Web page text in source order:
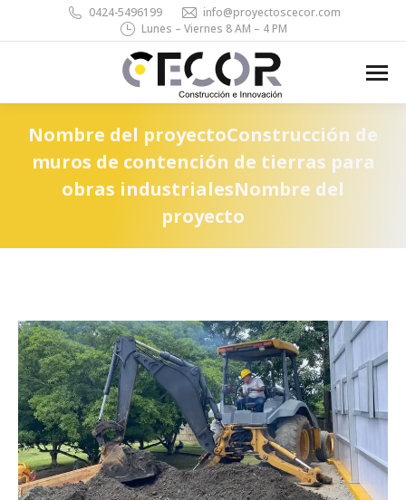
0424-5496199
info@proyectoscecor.com
Lunes – Viernes 8 AM – 4 PM
Nombre del proyectoConstrucción de
muros de contención de tierras para
obras industrialesNombre del
proyecto